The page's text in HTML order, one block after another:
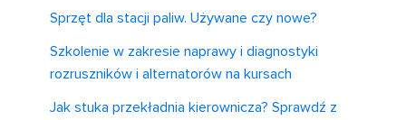
Sprzęt dla stacji paliw. Używane czy nowe?
Szkolenie w zakresie naprawy i diagnostyki
rozruszników i alternatorów na kursach
Jak stuka przekładnia kierownicza? Sprawdź z